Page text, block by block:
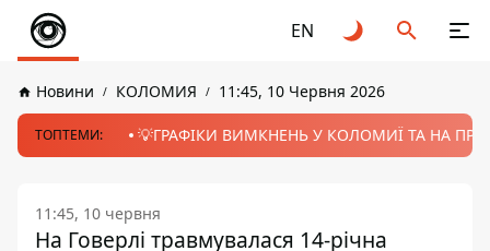
EN
Новини КОЛОМИЯ 11:45, 10 Червня 2026
ТОПТЕМИ: 💡ГРАФІКИ ВИМКНЕНЬ У КОЛОМИЇ ТА НА
11:45, 10 червня
На Говерлі травмувалася 14-річна